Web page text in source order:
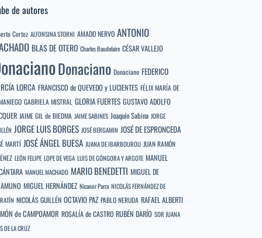
de autores
Cortez ALFONSINA STORNI AMADO NERVO ANTONIO
BLAS DE OTERO Charles Baudelaire CÉSAR VALLEJO
Donaciano Donaciano FEDERICO
LORCA FRANCISCO de QUEVEDO y LUCIENTES FÉLIX MARÍA DE
GABRIELA MISTRAL GLORIA FUERTES GUSTAVO ADOLFO
JAIME GIL de BIEDMA JAIME SABINES Joaquín Sabina JORGE
JORGE LUIS BORGES JOSÉ BERGAMIN JOSÉ DE ESPRONCEDA
MARTÍ JOSÉ ÁNGEL BUESA JUANA DE IBARBOUROU JUAN RAMÓN
LEÓN FELIPE LOPE DE VEGA LUIS DE GÓNGORA Y ARGOTE MANUEL
MANUEL MACHADO MARIO BENEDETTI MIGUEL DE
MIGUEL HERNÁNDEZ Nicanor Parra NICOLÁS FERNÁNDEZ DE
NICOLÁS GUILLÉN OCTAVIO PAZ PABLO NERUDA RAFAEL ALBERTI
de CAMPOAMOR ROSALÍA de CASTRO RUBÉN DARÍO SOR JUANA
DE LA CRUZ